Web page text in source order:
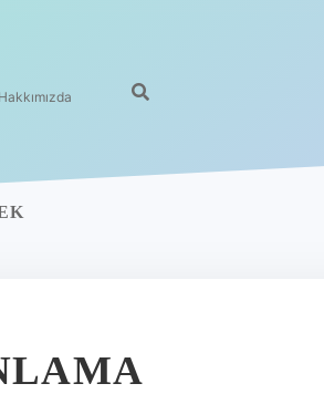
Hakkımızda